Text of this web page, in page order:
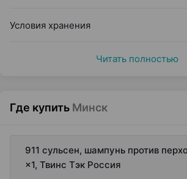
Условия хранения
Читать полностью
Где купить Минск
911 сульсен, шампунь против
×1, Твинс Тэк Россия